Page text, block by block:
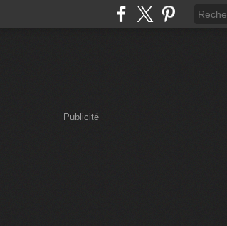
Publicité